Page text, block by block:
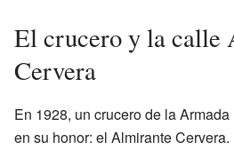
El crucero y la calle
Cervera
En 1928, un crucero de la
en su honor: el Almirante